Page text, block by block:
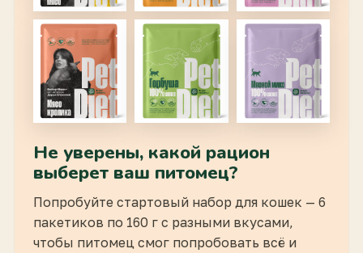
Не уверены, какой рацион
выберет ваш питомец?
Попробуйте стартовый набор для кошек — 6
пакетиков по 160 г с разными вкусами,
чтобы питомец смог попробовать всё и